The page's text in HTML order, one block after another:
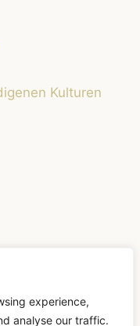
experience,
analyse our traffic.
Kulturen